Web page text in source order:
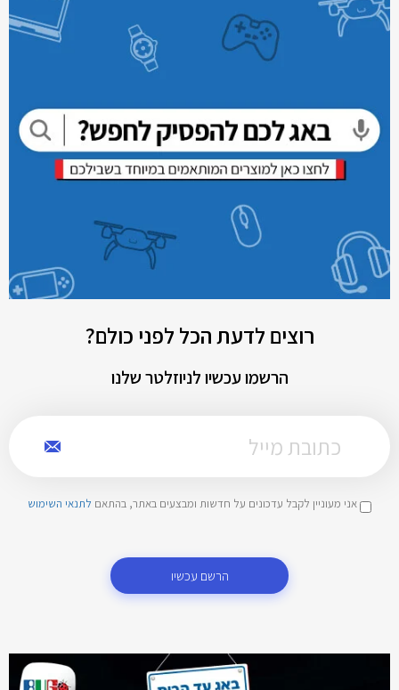
רוצים לדעת הכל לפני כולם?
הרשמו עכשיו לניוזלטר שלנו
אני מעוניין לקבל עדכונים על חדשות ומבצעים באתר, בהתאם לתנאי השימוש
הרשם עכשיו